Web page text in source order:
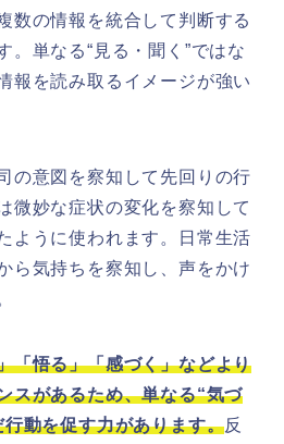
数の情報を統合して判断する
。単なる“見る・聞く”ではな
報を読み取るイメージが強い
の意図を察知して先回りの行
微妙な症状の変化を察知して
ように使われます。日常生活
ら気持ちを察知し、声をかけ
「悟る」「感づく」などより
スがあるため、単なる“気づ
動を促す力があります。反